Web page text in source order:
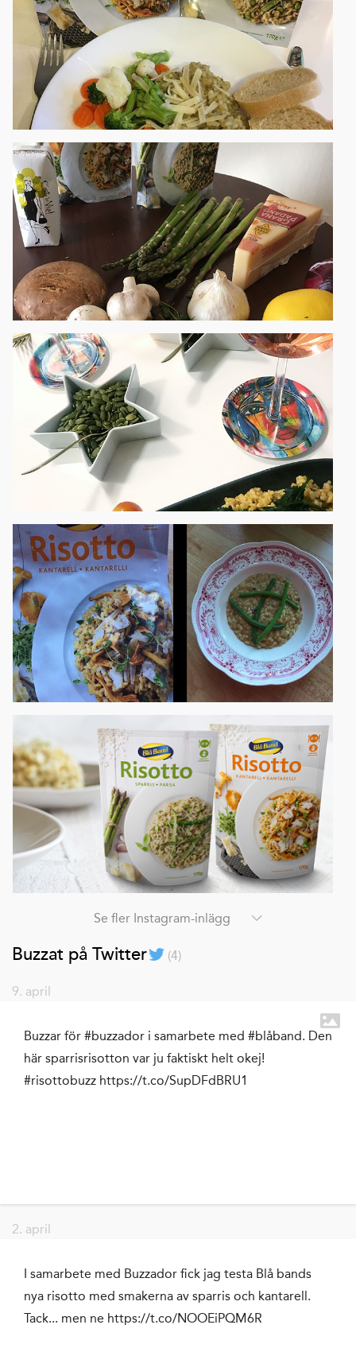
Se fler Instagram-inlägg
Buzzat på Twitter (4)
9. april
Buzzar för #buzzador i samarbete med #blåband. Den
här sparrisrisotton var ju faktiskt helt okej!
#risottobuzz https://t.co/SupDFdBRU1
2. april
I samarbete med Buzzador fick jag testa Blå bands
nya risotto med smakerna av sparris och kantarell.
Tack... men ne https://t.co/NOOEiPQM6R